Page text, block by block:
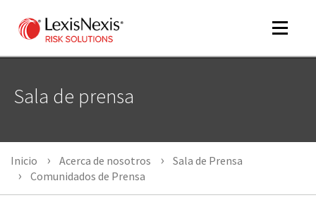
Toggle
Sala de prensa
Inicio Acerca de nosotros
Sala de Prensa
Comunidados de Prensa